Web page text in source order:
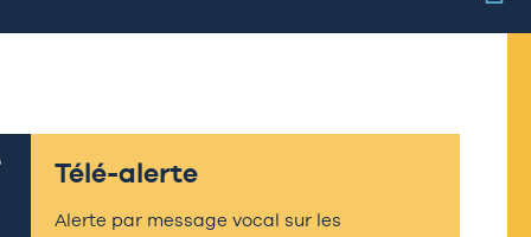
Télé-alerte
Alerte par message vocal sur les